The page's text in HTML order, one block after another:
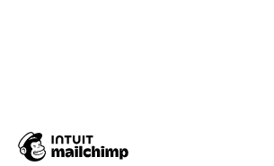
pengertian matriks dengan cara